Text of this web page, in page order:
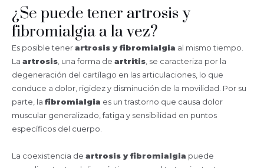
¿Se puede tener artrosis y
fibromialgia a la vez?
Es posible tener artrosis y fibromialgia al mismo tiempo.
La artrosis, una forma de artritis, se caracteriza por la
degeneración del cartílago en las articulaciones, lo que
conduce a dolor, rigidez y disminución de la movilidad. Por su
parte, la fibromialgia es un trastorno que causa dolor
muscular generalizado, fatiga y sensibilidad en puntos
específicos del cuerpo.
La coexistencia de artrosis y fibromialgia puede